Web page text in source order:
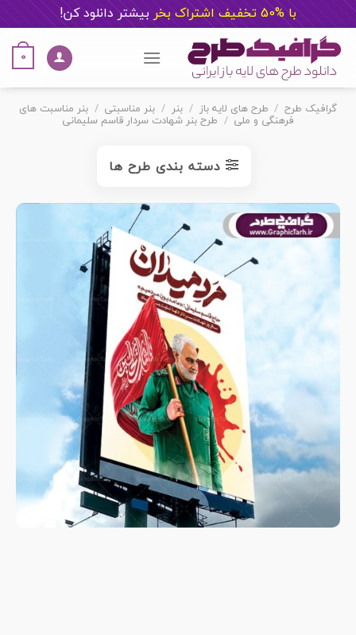
با %50 تخفیف اشتراک بخر بیشتر دانلود کن!
content
0
گرافیک طرح / طرح های لایه باز / بنر / بنر مناسبتی / بنر مناسبت های
فرهنگی و ملی / طرح بنر شهادت سردار قاسم سلیمانی
دسته بندی طرح ها